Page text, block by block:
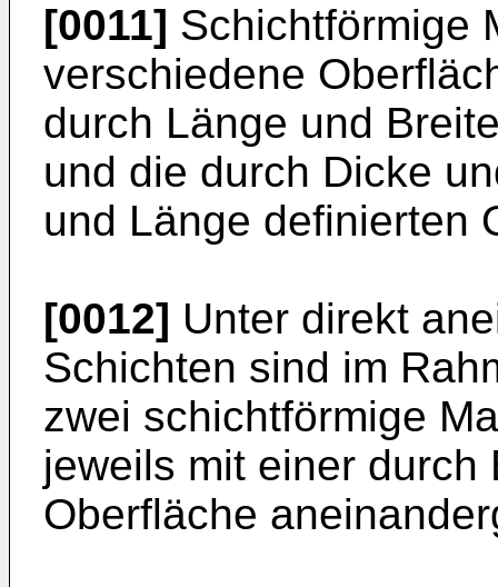
[0011] Schichtförmige
verschiedene
durch Länge und
und die durch Dicke
und Länge definierten
[0012] Unter direkt
Schichten sind im
zwei schichtförmige
jeweils mit einer
Oberfläche